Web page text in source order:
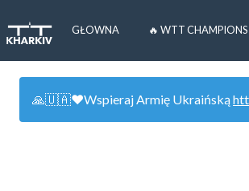
GŁOWNA 🔥 WTT
🙏🇺🇦❤️Wspieraj Armię Ukraińską